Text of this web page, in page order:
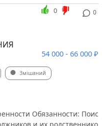
0
0
54 000 - 66 000 ₽
Змішаний
Обязанности: Поис